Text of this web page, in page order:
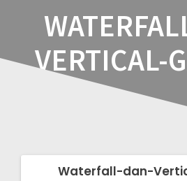
VERTICAL-
Waterfall-dan-